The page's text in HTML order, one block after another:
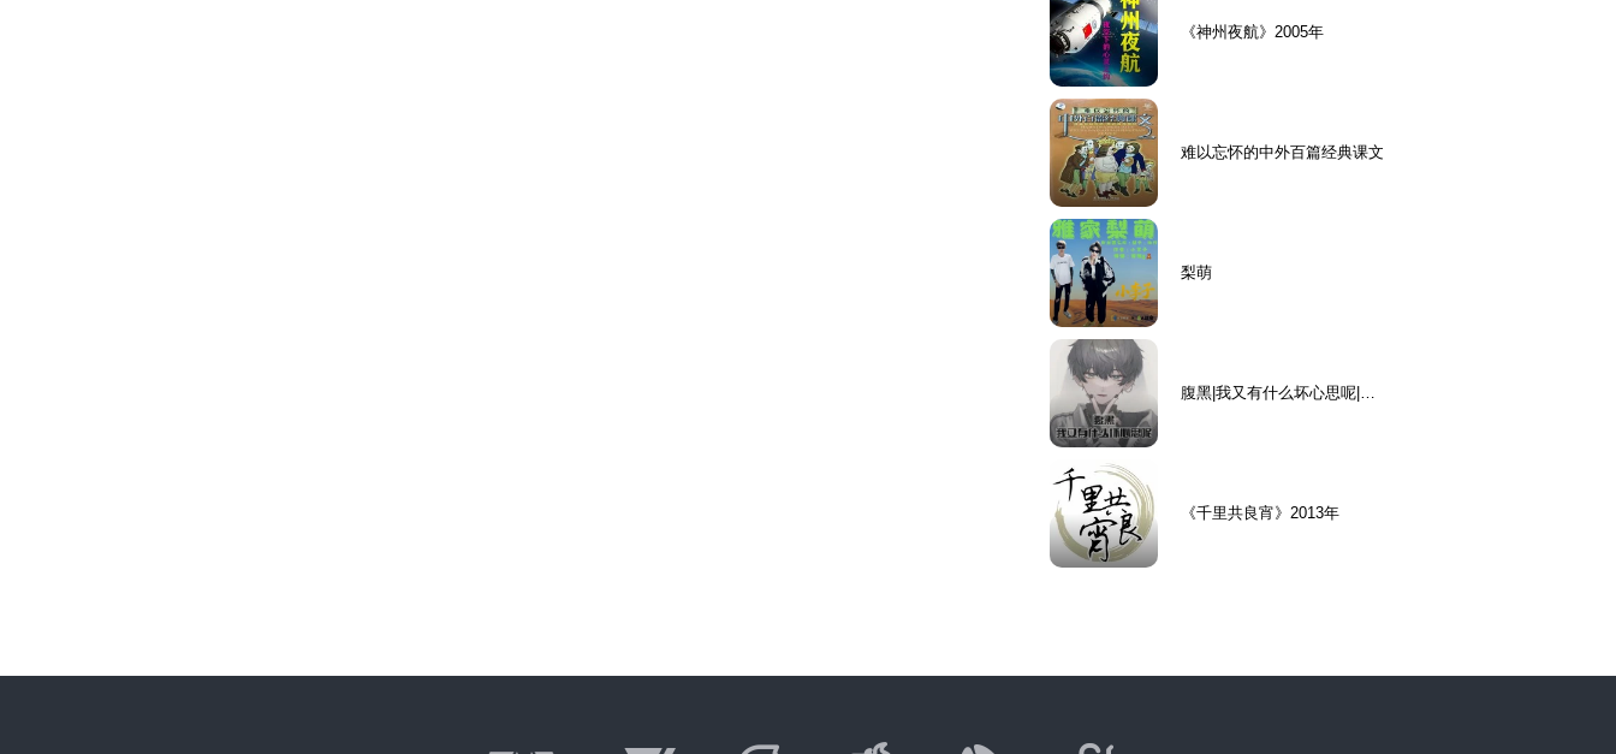
《神州夜航》2005年
难以忘怀的中外百篇经典课文
梨萌
腹黑|我又有什么坏心思呢|哄
《千里共良宵》2013年